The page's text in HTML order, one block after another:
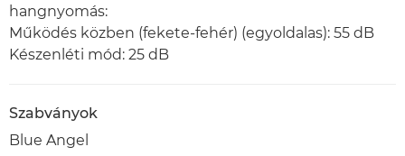
hangnyomás:
Működés közben (fekete-fehér) (egyoldalas): 55 dB
Készenléti mód: 25 dB
Szabványok
Blue Angel